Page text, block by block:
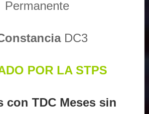
Permanente
DC3
POR LA STPS
con TDC Meses sin